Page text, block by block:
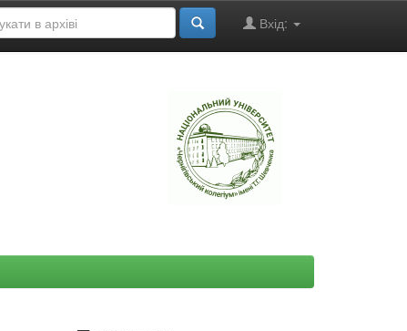
Вхід: